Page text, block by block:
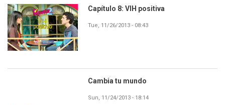
Capítulo 8: VIH positiva
Tue, 11/26/2013 - 08:43
Cambia tu mundo
Sun, 11/24/2013 - 18:14